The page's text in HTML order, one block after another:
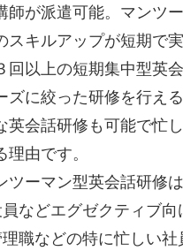
師が派遣可能。マンツ
スキルアップが短期で
回以上の短期集中型英
ズに絞った研修を行え
英会話研修も可能で忙
理由です。
ツーマン型英会話研修
などエグゼクティブ向
職などの特に忙しい社